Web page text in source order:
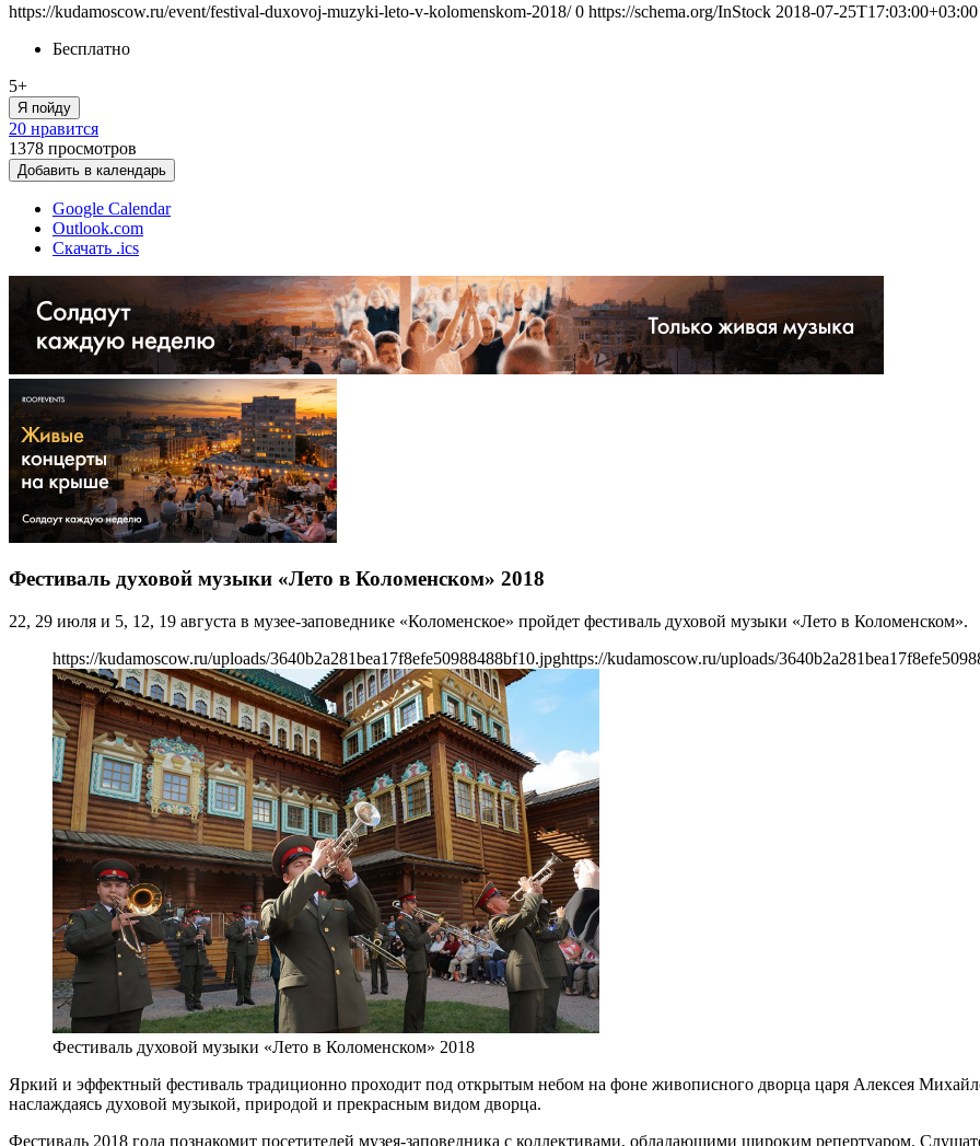
https://kudamoscow.ru/event/festival-duxovoj-muzyki-leto-v-kolomenskom-2018/ 0 https://schema.org/InStock 2018-07-25T17:03:00+03:00
Бесплатно
5+
Я пойду
20 нравится
1378 просмотров
Добавить в календарь
Google Calendar
Outlook.com
Скачать .ics
Фестиваль духовой музыки «Лето в Коломенском» 2018
22, 29 июля и 5, 12, 19 августа в музее-заповеднике «Коломенское» пройдет фестиваль духовой музыки «Лето в Коломенском».
https://kudamoscow.ru/uploads/3640b2a281bea17f8efe50988488bf10.jpghttps://kudamoscow.ru/uploads/
Фестиваль духовой музыки «Лето в Коломенском» 2018
Яркий и эффектный фестиваль традиционно проходит под открытым небом на фоне живописного дворца царя Алексея
наслаждаясь духовой музыкой, природой и прекрасным видом дворца.
Фестиваль 2018 года познакомит посетителей музея-заповедника с коллективами, обладающими широким репертуаром.